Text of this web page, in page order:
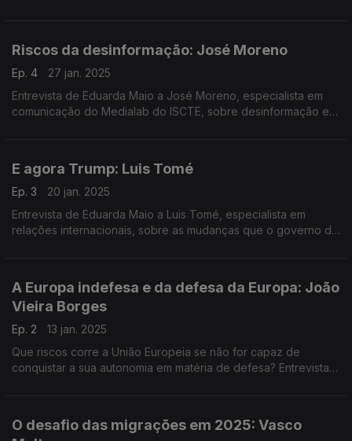
Riscos da desinformação: José Moreno
Ep. 4
27 jan. 2025
Entrevista de Eduarda Maio a José Moreno, especialista em
comunicação do Medialab do ISCTE, sobre desinformação e
E agora Trump: Luis Tomé
Ep. 3
20 jan. 2025
Entrevista de Eduarda Maio a Luis Tomé, especialista em
relações internacionais, sobre as mudanças que o governo de
A Europa indefesa e da defesa da Europa: João
Vieira Borges
Ep. 2
13 jan. 2025
Que riscos corre a União Europeia se não for capaz de
conquistar a sua autonomia em matéria de defesa? Entrevista
O desafio das migrações em 2025: Vasco